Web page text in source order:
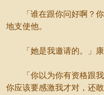
「谁在跟你问好啊？你
地支使他。
「她是我邀请的。」康
「你以为你有资格跟我
你应该要感激我才对，还